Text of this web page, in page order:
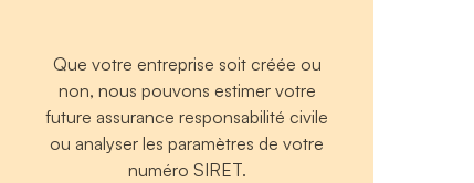
Que votre entreprise soit créée ou
non, nous pouvons estimer votre
future assurance responsabilité civile
ou analyser les paramètres de votre
numéro SIRET.